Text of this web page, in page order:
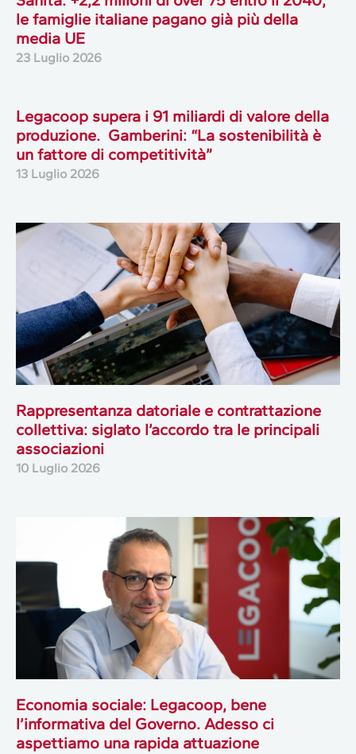
le famiglie italiane pagano già più della
media UE
23 Luglio 2026
Legacoop supera i 91 miliardi di valore della
produzione. Gamberini: “La sostenibilità è
un fattore di competitività”
13 Luglio 2026
Rappresentanza datoriale e contrattazione
collettiva: siglato l’accordo tra le principali
associazioni
10 Luglio 2026
Economia sociale: Legacoop, bene
l’informativa del Governo. Adesso ci
aspettiamo una rapida attuazione